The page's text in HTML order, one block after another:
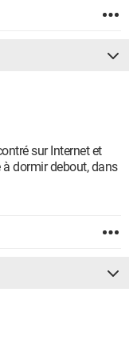
sur Internet et
dormir debout, dans